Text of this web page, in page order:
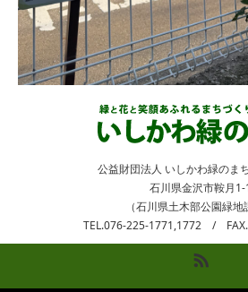
公益財団法人 いしかわ緑のま
石川県金沢市鞍月1-
（石川県土木部公園緑地
TEL.076-225-1771,1772 /